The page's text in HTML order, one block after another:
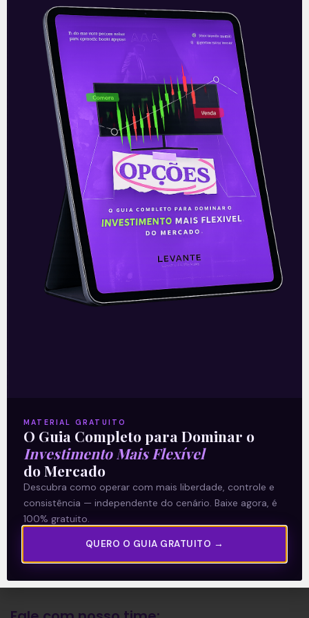
Equatorial e Light entram em
leilões de geração
Na quinta-feira (08), está marcado o
retorno dos leilões de novos projetos de
geração de energia. Os leilões,
denominados A-3 e A-4 e com maioria
Leia mais
07/07/2021
Termos e Condições
Política de Privacidade
Explore
Artigos
E Eu Com Isso?
Vídeos no Youtube
MATERIAL GRATUITO
O Guia Completo para Dominar o
Investimento Mais Flexível
do Mercado
Descubra como operar com mais liberdade, controle e
consistência — independente do cenário. Baixe agora, é
100% gratuito.
QUERO O GUIA GRATUITO →